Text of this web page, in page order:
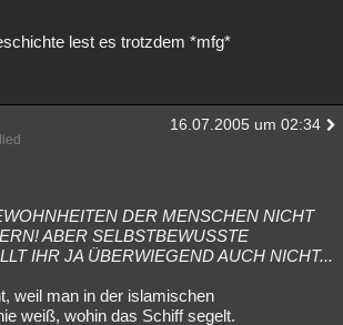
lest es trotzdem *mfg*
16.07.2005 um 02:34
DER MENSCHEN NICHT
ABER SELBSTBEWUSSTE
IHR JA ÜBERWIEGEND AUCH NICHT...
weil man in der islamischen
weiß, wohin das Schiff segelt.